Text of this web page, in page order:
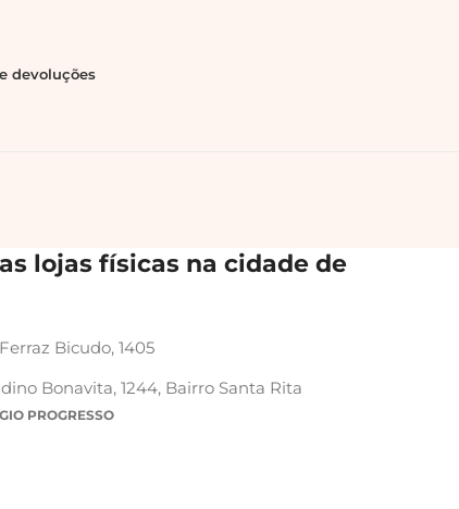
devoluções
lojas físicas na cidade de
Bicudo, 1405
Bonavita, 1244, Bairro Santa Rita
PROGRESSO